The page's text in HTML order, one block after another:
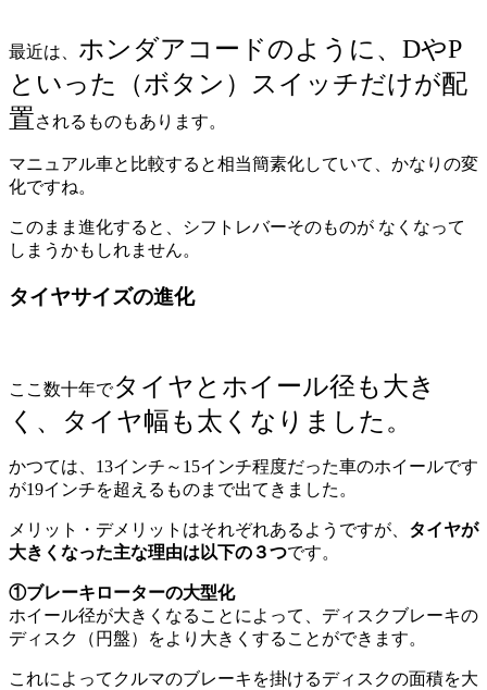
最近は、 ホンダアコードのように、DやP
といった（ボタン）スイッチだけが配
置されるものもあります。
マニュアル車と比較すると相当簡素化していて、かなりの変
化ですね。
このまま進化すると、シフトレバーそのものが なくなって
しまうかもしれません。
タイヤサイズの進化
ここ数十年でタイヤとホイール径も大き
く、タイヤ幅も太くなりました。
かつては、13インチ～15インチ程度だった車のホイールです
が19インチを超えるものまで出てきました。
メリット・デメリットはそれぞれあるようですが、 タイヤが
大きくなった主な理由は以下の３つです。
①ブレーキローターの大型化
ホイール径が大きくなることによって、ディスクブレーキの
ディスク（円盤）をより大きくすることができます。
これによってクルマのブレーキを掛けるディスクの面積を大